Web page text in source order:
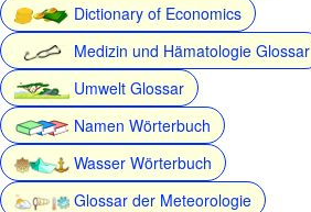
Dictionary of Economics
Medizin und Hämatologie Glossar
Umwelt Glossar
Namen Wörterbuch
Wasser Wörterbuch
Glossar der Meteorologie